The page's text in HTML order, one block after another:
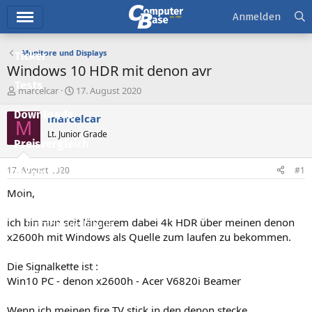
Ticker
Downloads
Preisvergleich
Forum
Aktuelles
Empfohlene Inhalte
Neueste Aktivitäten
Anmelden
Monitore und Displays
Windows 10 HDR mit denon avr
E
s
t
e
e
r
marcelcar
E
s
e
t
17. August 2020
M marcelcar
Lt. Junior Grade
17. August 2020 #1
Moin,
ich bin nun seit längerem dabei 4k HDR über meinen denon
x2600h mit Windows als Quelle zum laufen zu bekommen.
Die Signalkette ist :
Win10 PC - denon x2600h - Acer V6820i Beamer